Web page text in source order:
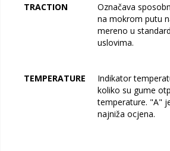
TRACTION
Označava
na mokrom putu
mereno u
uslovima.
TEMPERATURE
Indikator
koliko su gume
temperature. "A"
najniža ocjena.